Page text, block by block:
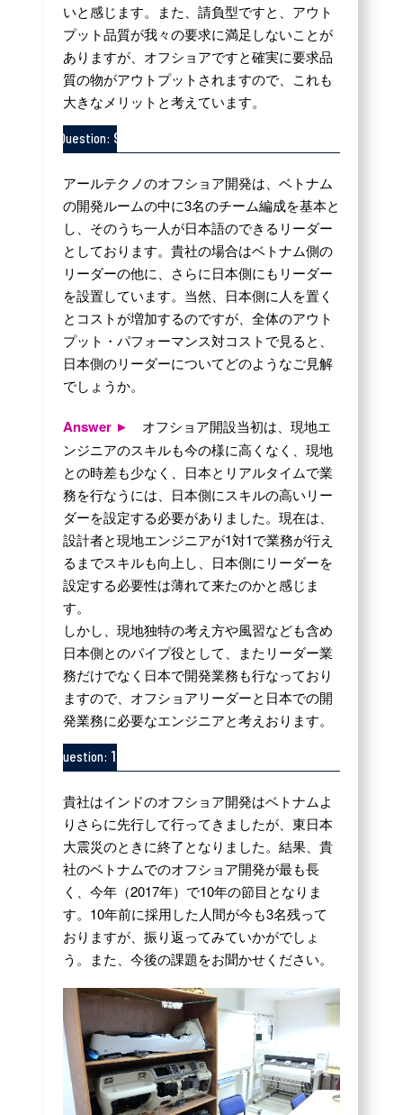
いと感じます。また、請負型ですと、アウト
プット品質が我々の要求に満足しないことが
ありますが、オフショアですと確実に要求品
質の物がアウトプットされますので、これも
大きなメリットと考えています。
Question: 9
アールテクノのオフショア開発は、ベトナム
の開発ルームの中に3名のチーム編成を基本と
し、そのうち一人が日本語のできるリーダー
としております。貴社の場合はベトナム側の
リーダーの他に、さらに日本側にもリーダー
を設置しています。当然、日本側に人を置く
とコストが増加するのですが、全体のアウト
プット・パフォーマンス対コストで見ると、
日本側のリーダーについてどのようなご見解
でしょうか。
Answer ►
オフショア開設当初は、現地エ
ンジニアのスキルも今の様に高くなく、現地
との時差も少なく、日本とリアルタイムで業
務を行なうには、日本側にスキルの高いリー
ダーを設定する必要がありました。現在は、
設計者と現地エンジニアが1対1で業務が行え
るまでスキルも向上し、日本側にリーダーを
設定する必要性は薄れて来たのかと感じま
す。
しかし、現地独特の考え方や風習なども含め
日本側とのパイプ役として、またリーダー業
務だけでなく日本で開発業務も行なっており
ますので、オフショアリーダーと日本での開
発業務に必要なエンジニアと考えおります。
Question: 10
貴社はインドのオフショア開発はベトナムよ
りさらに先行して行ってきましたが、東日本
大震災のときに終了となりました。結果、貴
社のベトナムでのオフショア開発が最も長
く、今年（2017年）で10年の節目となりま
す。10年前に採用した人間が今も3名残って
おりますが、振り返ってみていかがでしょ
う。また、今後の課題をお聞かせください。